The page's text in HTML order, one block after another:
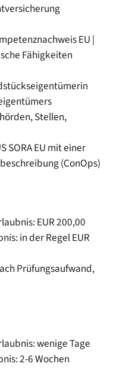
EU |
Fähigkeiten
Stellen,
SORA EU mit einer
(ConOps)
EUR 200,00
in der Regel EUR
Prüfungsaufwand,
wenige Tage
2-6 Wochen